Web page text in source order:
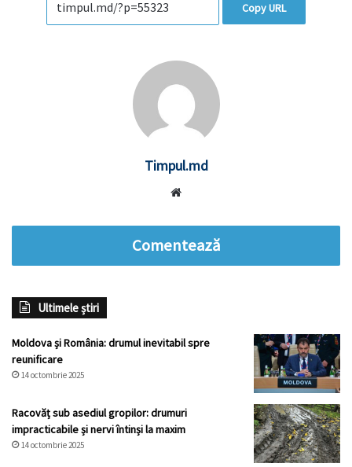
Copy URL
Timpul.md
Comentează
Ultimele știri
Moldova și România: drumul inevitabil spre
reunificare
14 octombrie 2025
Racovăț sub asediul gropilor: drumuri
impracticabile și nervi întinși la maxim
14 octombrie 2025